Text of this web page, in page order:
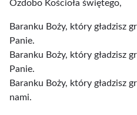
Ozdobo Kościoła świętego,
Baranku Boży, który gładzisz
Panie.
Baranku Boży, który gładzisz
Panie.
Baranku Boży, który gładzisz
nami.